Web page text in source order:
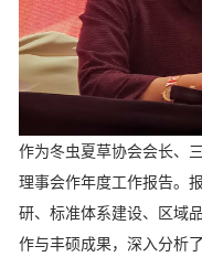
作为冬虫夏草协会会长、
理事会作年度工作报告。
研、标准体系建设、区域
作与丰硕成果，深入分析